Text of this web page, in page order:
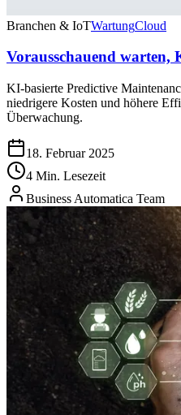
Branchen & IoTWartungCloud
Vorausschauend warten,
KI-basierte Predictive
niedrigere Kosten und höhere
Überwachung.
18. Februar 2025
4 Min. Lesezeit
Business Automatica Team